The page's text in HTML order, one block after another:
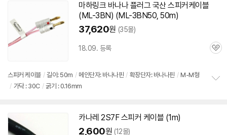
마하링크 바나나 플러그 국산스피커케이블
(ML-3BN) (ML-3BN50, 50m)
37,620원 (35몰)
18.09. 등록
관
스피커 케이블 / 길이: 50m / 메인단자: 바나나핀 / 확장단자: 바나나핀 / M-M형
/ 가닥 : 30C / 굵기 : 0.16mm
카나레 2S7F스피커 케이블 (1m)
2,600원 (12몰)